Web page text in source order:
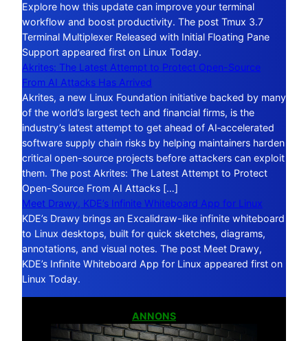
Explore how this update can improve your terminal
workflow and boost productivity. The post Tmux 3.7
Terminal Multiplexer Released with Initial Floating Pane
Support appeared first on Linux Today.
Akrites: The Latest Attempt to Protect Open-Source
From AI Attacks Has Arrived
Akrites, a new Linux Foundation initiative backed by many
of the world’s largest tech and financial firms, is the
industry’s latest attempt to get ahead of AI‑accelerated
software supply chain risks by helping maintainers harden
critical open-source projects before attackers can exploit
them. The post Akrites: The Latest Attempt to Protect
Open-Source From AI Attacks […]
Meet Drawy, KDE’s Infinite Whiteboard App for Linux
KDE’s Drawy brings an Excalidraw-like infinite whiteboard
to Linux desktops, built for quick sketches, diagrams,
annotations, and visual notes. The post Meet Drawy,
KDE’s Infinite Whiteboard App for Linux appeared first on
Linux Today.
ANNONS